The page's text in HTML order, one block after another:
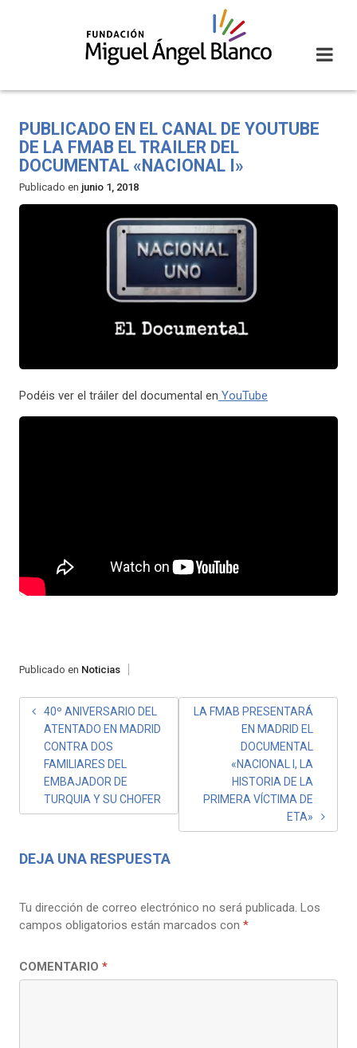
PUBLICADO EN EL CANAL DE YOUTUBE
DE LA FMAB EL TRAILER DEL
DOCUMENTAL «NACIONAL I»
Publicado en junio 1, 2018
Podéis ver el tráiler del documental en YouTube
Publicado en Noticias
NAVEGACIÓN
ENTRADAS
40º ANIVERSARIO DEL
ATENTADO EN MADRID
CONTRA DOS
FAMILIARES DEL
EMBAJADOR DE
TURQUIA Y SU CHOFER
LA FMAB PRESENTARÁ
EN MADRID EL
DOCUMENTAL
«NACIONAL I, LA
HISTORIA DE LA
PRIMERA VÍCTIMA DE
ETA»
DEJA UNA RESPUESTA
Tu dirección de correo electrónico no será publicada. Los
campos obligatorios están marcados con *
COMENTARIO *